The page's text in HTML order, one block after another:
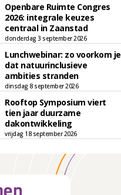
Openbare Ruimte Congres
2026: integrale keuzes
centraal in Zaanstad
donderdag 3 september 2026
Lunchwebinar: zo voorkom je
dat natuurinclusieve
ambities stranden
dinsdag 8 september 2026
Rooftop Symposium viert
tien jaar duurzame
dakontwikkeling
vrijdag 18 september 2026